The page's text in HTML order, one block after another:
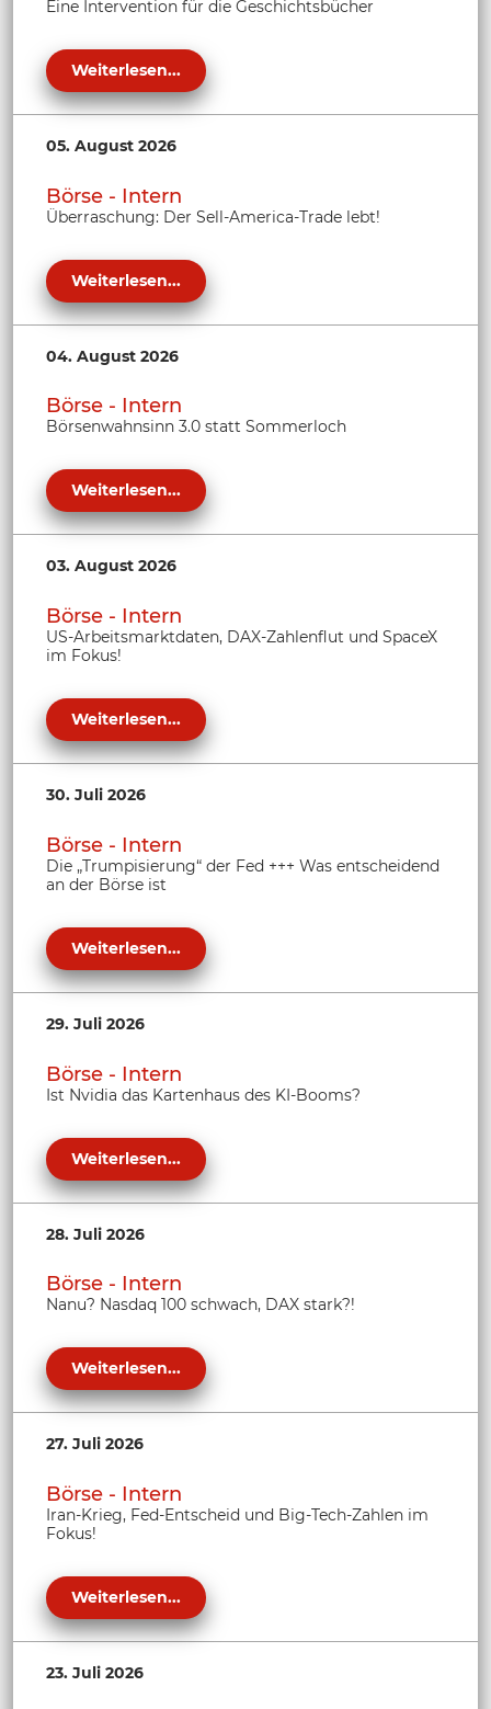
Eine Intervention für die Geschichtsbücher
Weiterlesen...
05. August 2026
Börse - Intern
Überraschung: Der Sell-America-Trade lebt!
Weiterlesen...
04. August 2026
Börse - Intern
Börsenwahnsinn 3.0 statt Sommerloch
Weiterlesen...
03. August 2026
Börse - Intern
US-Arbeitsmarktdaten, DAX-Zahlenflut und SpaceX
im Fokus!
Weiterlesen...
30. Juli 2026
Börse - Intern
Die „Trumpisierung“ der Fed +++ Was entscheidend
an der Börse ist
Weiterlesen...
29. Juli 2026
Börse - Intern
Ist Nvidia das Kartenhaus des KI-Booms?
Weiterlesen...
28. Juli 2026
Börse - Intern
Nanu? Nasdaq 100 schwach, DAX stark?!
Weiterlesen...
27. Juli 2026
Börse - Intern
Iran-Krieg, Fed-Entscheid und Big-Tech-Zahlen im
Fokus!
Weiterlesen...
23. Juli 2026